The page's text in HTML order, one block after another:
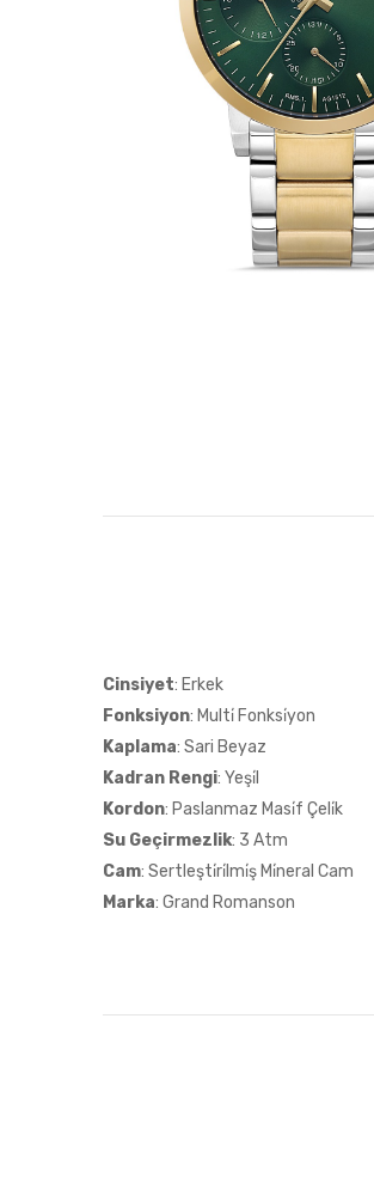
Cinsiyet: Erkek
Fonksiyon: Multi̇ Fonksi̇yon
Kaplama: Sari Beyaz
Kadran Rengi: Yeşi̇l
Kordon: Paslanmaz Masi̇f Çeli̇k
Su Geçirmezlik: 3 Atm
Cam: Sertleşti̇ri̇lmi̇ş Mi̇neral Cam
Marka: Grand Romanson